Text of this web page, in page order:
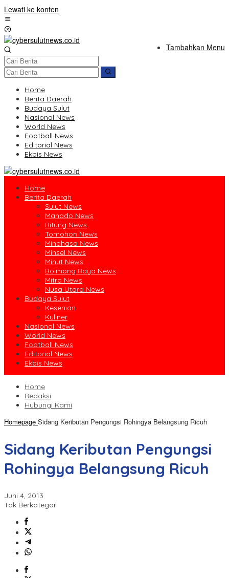
Lewati ke konten
Tambahkan Menu
Home
Berita Daerah
Budaya Sulut
Nasional News
World News
Football News
Editorial News
Ekbis News
Home
Berita Daerah
Sulut News
Manado News
Bitung News
Tomohon News
Minahasa News
Minsel News
Minut News
Bolmong Raya News
Mitra News
Nusa Utara News
Budaya Sulut
Kesenian
Kuliner
Nasional News
World News
Football News
Editorial News
Ekbis News
Home
Redaksi
Hubungi Kami
Homepage Sidang Keributan Pengungsi Rohingya Belangsung Ricuh
Sidang Keributan Pengungsi
Rohingya Belangsung Ricuh
Juni 4, 2013
Tak Berkategori